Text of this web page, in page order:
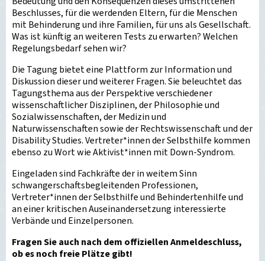
Beschlusses, für die werdenden Eltern, für die Menschen
mit Behinderung und ihre Familien, für uns als Gesellschaft.
Was ist künftig an weiteren Tests zu erwarten? Welchen
Regelungsbedarf sehen wir?
Die Tagung bietet eine Plattform zur Information und
Diskussion dieser und weiterer Fragen. Sie beleuchtet das
Tagungsthema aus der Perspektive verschiedener
wissenschaftlicher Disziplinen, der Philosophie und
Sozialwissenschaften, der Medizin und
Naturwissenschaften sowie der Rechtswissenschaft und der
Disability Studies. Vertreter*innen der Selbsthilfe kommen
ebenso zu Wort wie Aktivist*innen mit Down-Syndrom.
Eingeladen sind Fachkräfte der in weitem Sinn
schwangerschaftsbegleitenden Professionen,
Vertreter*innen der Selbsthilfe und Behindertenhilfe und
an einer kritischen Auseinandersetzung interessierte
Verbände und Einzelpersonen.
Fragen Sie auch nach dem offiziellen Anmeldeschluss,
ob es noch freie Plätze gibt!